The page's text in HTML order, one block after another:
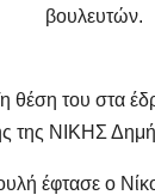
βουλευτών.
θέση του στα
της ΝΙΚΗΣ
έφτασε ο